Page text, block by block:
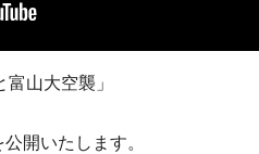
富山大空襲」
開いたします。